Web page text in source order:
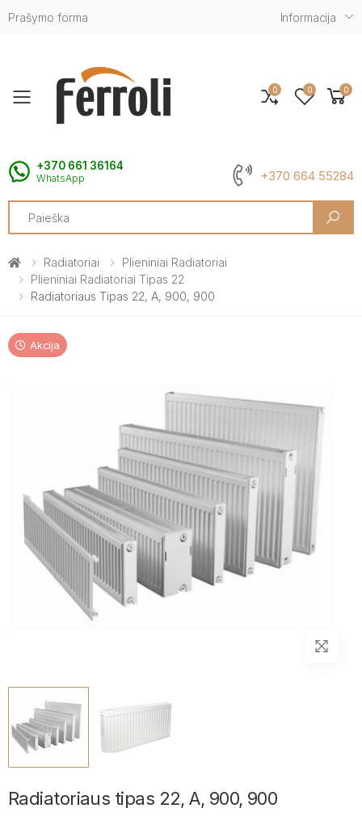
Prašymo forma Informacija
Toggle mobile menu
+370 661 36164
WhatsApp +370 664 55284
Search
0 0 0
Radiatoriai
Plieniniai Radiatoriai
Plieniniai Radiatoriai Tipas 22
Radiatoriaus Tipas 22, A, 900, 900
Akcija
Radiatoriaus tipas 22, A, 900, 900